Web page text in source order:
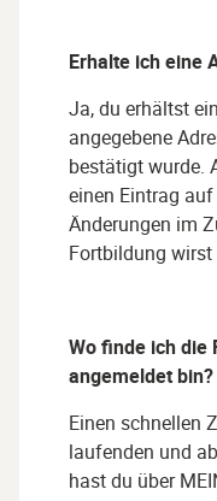
Erhalte ich eine
Ja, du erhältst
angegebene
bestätigt wurde.
einen Eintrag
Änderungen im
Fortbildung
Wo finde ich die
angemeldet bin?
Einen schnellen
laufenden und
hast du über